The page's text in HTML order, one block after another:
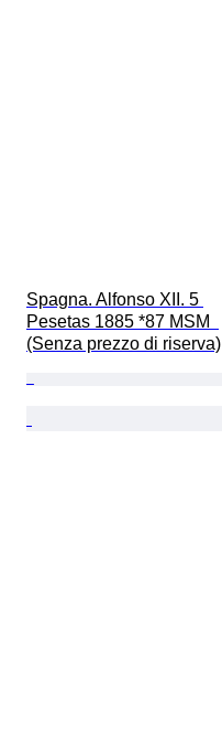
Spagna. Alfonso XII. 5
Pesetas 1885 *87 MSM
(Senza prezzo di riserva)